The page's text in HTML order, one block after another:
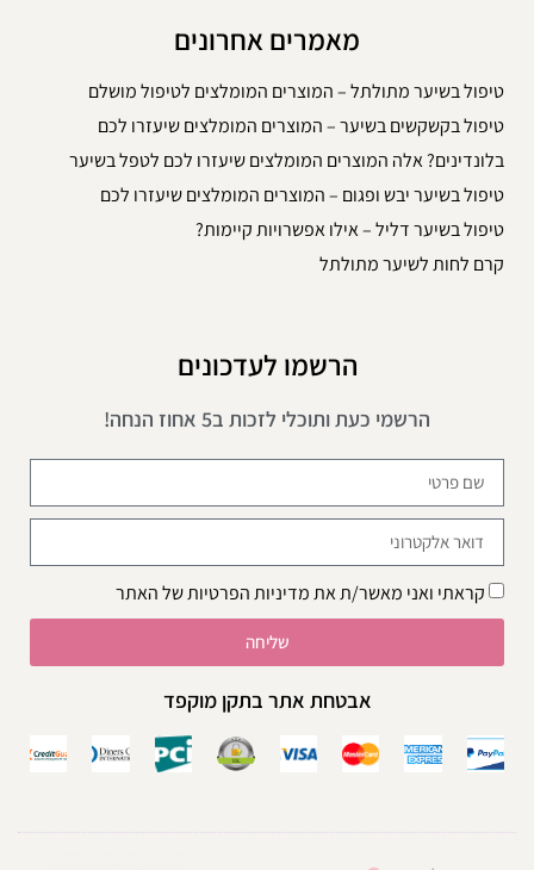
מאמרים אחרונים
טיפול בשיער מתולתל – המוצרים המומלצים לטיפול מושלם
טיפול בקשקשים בשיער – המוצרים המומלצים שיעזרו לכם
בלונדינים? אלה המוצרים המומלצים שיעזרו לכם לטפל בשיער
טיפול בשיער יבש ופגום – המוצרים המומלצים שיעזרו לכם
טיפול בשיער דליל – אילו אפשרויות קיימות?
קרם לחות לשיער מתולתל
הרשמו לעדכונים
הרשמי כעת ותוכלי לזכות ב5 אחוז הנחה!
קראתי ואני מאשר/ת אתמדיניות הפרטיותשל האתר
שליחה
אבטחת אתר בתקן מוקפד